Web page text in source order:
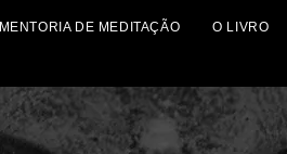
MENTORIA DE MEDITAÇÃO O LIVRO